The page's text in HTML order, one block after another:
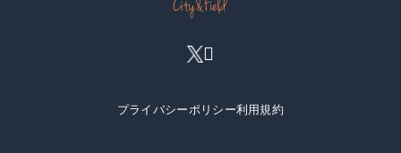
プライバシーポリシー利用規約